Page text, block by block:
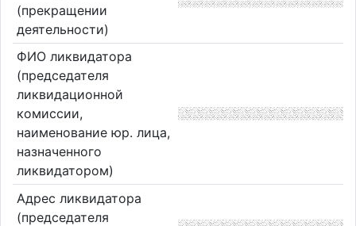
(прекращении
деятельности)
ФИО ликвидатора
(председателя
ликвидационной
комиссии,
наименование юр. лица,
назначенного
ликвидатором)
Адрес ликвидатора
(председателя